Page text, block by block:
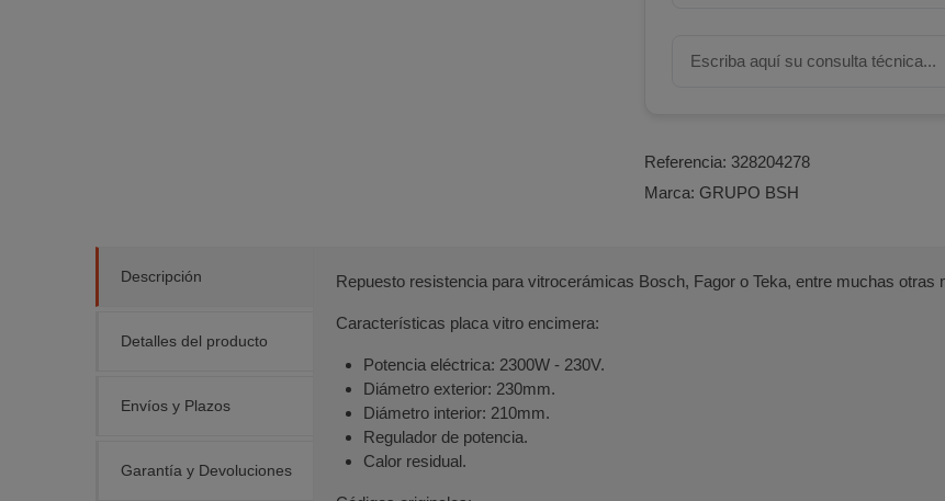
Referencia: 328204278
Marca: GRUPO BSH
Descripción
Detalles del producto
Envíos y Plazos
Garantía y Devoluciones
Repuesto resistencia para vitrocerámicas Bosch, Fagor o Teka, entre muchas otras
Características placa vitro encimera:
Potencia eléctrica: 2300W - 230V.
Diámetro exterior: 230mm.
Diámetro interior: 210mm.
Regulador de potencia.
Calor residual.